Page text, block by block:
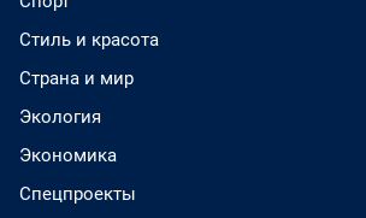
Стиль и красота
Страна и мир
Экология
Экономика
Спецпроекты